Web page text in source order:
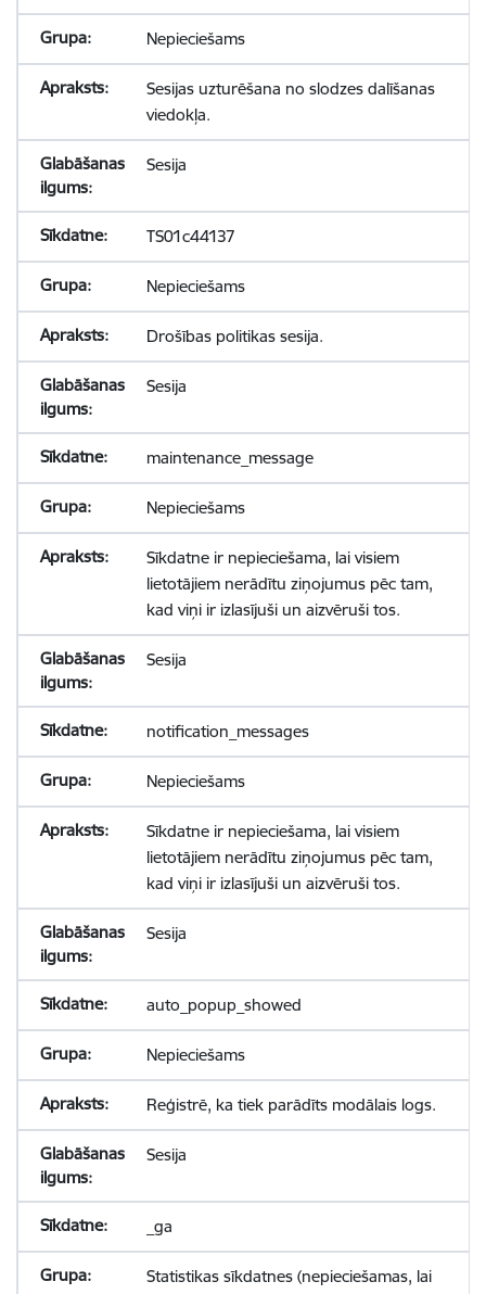
Nepieciešams
Sesijas uzturēšana no slodzes dalīšanas
viedokļa.
Sesija
TS01c44137
Nepieciešams
Drošības politikas sesija.
Sesija
maintenance_message
Nepieciešams
Sīkdatne ir nepieciešama, lai visiem
lietotājiem nerādītu ziņojumus pēc tam,
kad viņi ir izlasījuši un aizvēruši tos.
Sesija
notification_messages
Nepieciešams
Sīkdatne ir nepieciešama, lai visiem
lietotājiem nerādītu ziņojumus pēc tam,
kad viņi ir izlasījuši un aizvēruši tos.
Sesija
auto_popup_showed
Nepieciešams
Reģistrē, ka tiek parādīts modālais logs.
Sesija
_ga
Statistikas sīkdatnes (nepieciešamas, lai